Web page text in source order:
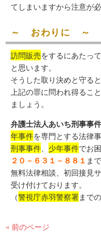
てしまいますから注意が必
～ おわりに ～
訪問販売をするにあたっ
と思います。
そうした取り決めと守る
上記の罪に問われ得るこ
ましょう。
弁護士法人あいち刑事事
年事件を専門とする法律
刑事事件
少年事件でお
２０－６３１－８８１ ま
無料法律相談、初回接見
受け付けております。
（警視庁赤羽警察署まで
« 前のページ